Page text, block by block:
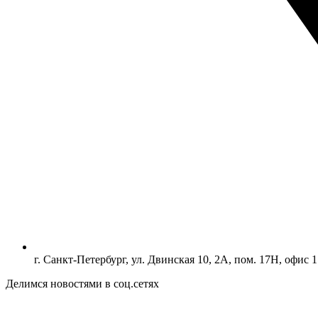
г. Санкт-Петербург, ул. Двинская 10, 2А, пом. 17Н, офис
Делимся новостями в соц.сетях